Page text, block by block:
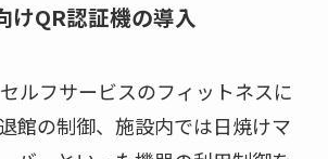
けQR認証機の導入
ルフサービスのフィットネスに
館の制御、施設内では日焼けマ